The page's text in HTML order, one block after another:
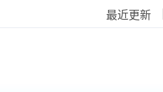
最近更新